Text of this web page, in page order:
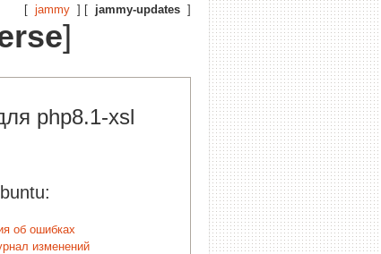
[ jammy ] [ jammy-updates ]
]
php8.1-xsl
об ошибках
изменений